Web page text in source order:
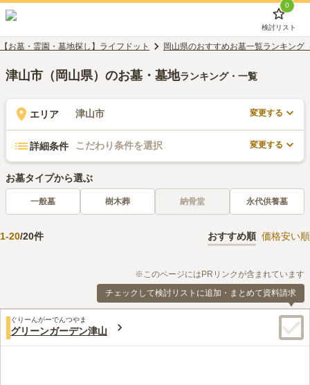
0
検討リスト
【お墓・霊園・墓地探し】ライフドット 岡山県のおすすめお墓一覧ランキング
津山市（岡山県）のお墓・墓地ランキング・一覧
エリア 津山市 変更する
詳細条件 こだわり条件を選択 変更する
お墓タイプから選ぶ
一般墓 樹木葬 納骨堂 永代供養墓
1-20/20件 おすすめ順 価格安い順
※このページにはPRリンクが含まれています
チェックして検討リストに追加・まとめて資料請求
ぐりーんがーでんつやま
グリーンガーデン津山